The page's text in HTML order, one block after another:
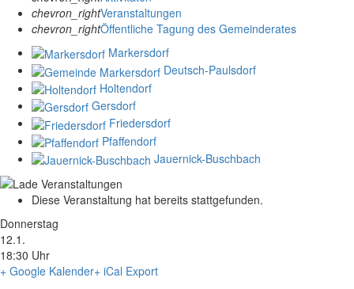
chevron_rightVeranstaltungen
chevron_rightÖffentliche Tagung des Gemeinderates
Markersdorf
Deutsch-Paulsdorf
Holtendorf
Gersdorf
Friedersdorf
Pfaffendorf
Jauernick-Buschbach
Diese Veranstaltung hat bereits stattgefunden.
Donnerstag
12.1.
18:30 Uhr
+ Google Kalender+ iCal Export